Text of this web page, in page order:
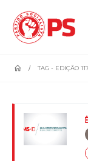
TAG - EDIÇÃO